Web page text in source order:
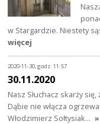
w Stargardzie. Niestety
więcej
2020-11-30, godz. 11:57
30.11.2020
Nasz Słuchacz skarży
Dąbie nie włącza
Włodzimierz Sołtysiak…